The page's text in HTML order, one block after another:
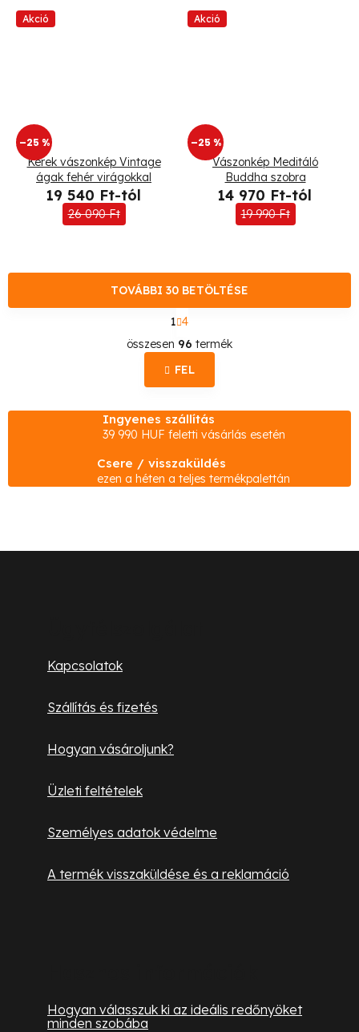
Akció
–25 %
Kerek vászonkép Vintage
ágak fehér virágokkal
19 540 Ft-tól
26 090 Ft
Akció
–25 %
Vászonkép Meditáló
Buddha szobra
14 970 Ft-tól
19 990 Ft
L
i
s
t
a
r
á
í
TOVÁBBI 30 BETÖLTÉSE
L
a
p
o
z
1 4
összesen 96 termék
FEL
Ingyenes szállítás
39 990 HUF feletti vásárlás esetén
Csere / visszaküldés
ezen a héten a teljes termékpalettán
Kapcsolatok
Szállítás és fizetés
Hogyan vásároljunk?
Üzleti feltételek
Személyes adatok védelme
A termék visszaküldése és a reklamáció
Hogyan válasszuk ki az ideális redőnyöket
minden szobába